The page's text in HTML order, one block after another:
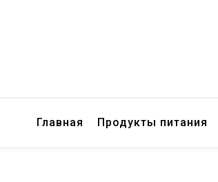
Главная Продукты питания